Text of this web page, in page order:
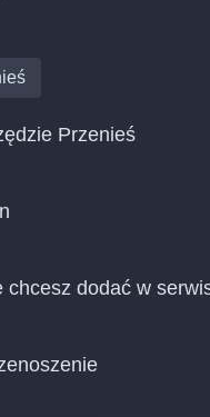
Przenieś
dodać w